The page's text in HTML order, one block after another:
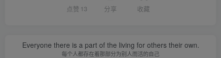
点赞 13 分享 收藏
Everyone there is a part of the living for others their own.
每个人都存在着那部分为别人而活的自己